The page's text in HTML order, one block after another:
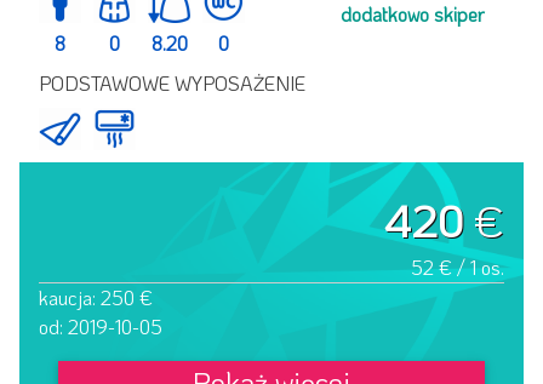
8 0 8.20 0
dodatkowo skiper
PODSTAWOWE WYPOSAŻENIE
420€
52 € / 1 os.
kaucja: 250 €
od: 2019-10-05